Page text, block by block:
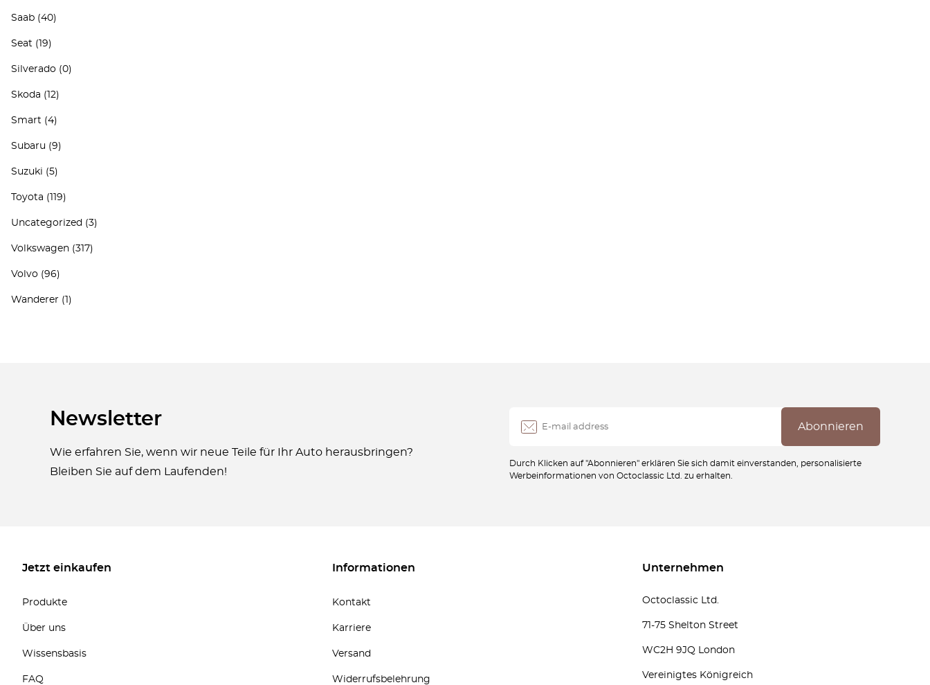
Saab (40)
Seat (19)
Silverado (0)
Skoda (12)
Smart (4)
Subaru (9)
Suzuki (5)
Toyota (119)
Uncategorized (3)
Volkswagen (317)
Volvo (96)
Wanderer (1)
Newsletter
Wie erfahren Sie, wenn wir neue Teile für Ihr Auto herausbringen?
Bleiben Sie auf dem Laufenden!
Durch Klicken auf "Abonnieren" erklären Sie sich damit einverstanden, personalisierte
Werbeinformationen von Octoclassic Ltd. zu erhalten.
Jetzt einkaufen
Produkte
Über uns
Wissensbasis
FAQ
Informationen
Kontakt
Karriere
Versand
Widerrufsbelehrung
Unternehmen
Octoclassic Ltd.
71-75 Shelton Street
WC2H 9JQ London
Vereinigtes Königreich